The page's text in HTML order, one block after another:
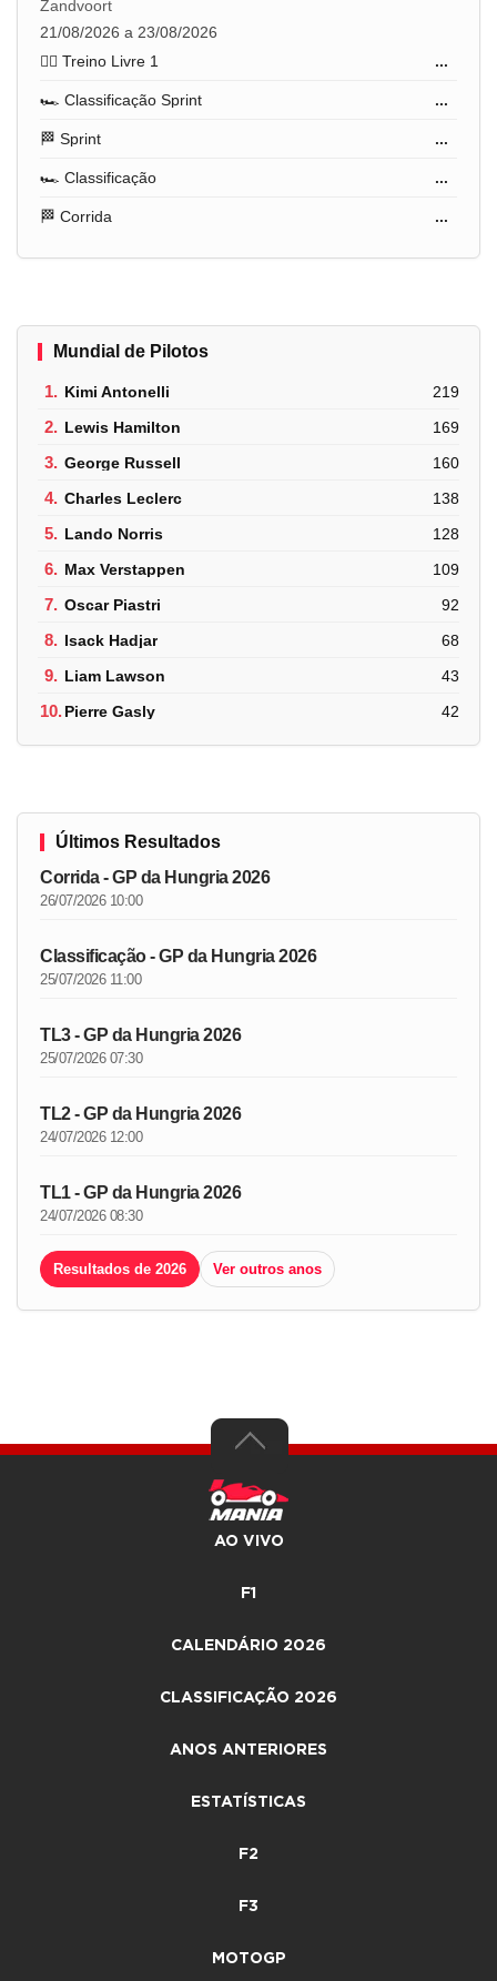
Zandvoort
21/08/2026 a 23/08/2026
🏋️‍♂️ Treino Livre 1
...
🏎️ Classificação Sprint ...
🏁 Sprint ...
🏎️ Classificação ...
🏁 Corrida ...
Mundial de Pilotos
1. Kimi Antonelli 219
2. Lewis Hamilton 169
3. George Russell 160
4. Charles Leclerc 138
5. Lando Norris 128
6. Max Verstappen 109
7. Oscar Piastri 92
8. Isack Hadjar 68
9. Liam Lawson 43
10.Pierre Gasly 42
Últimos Resultados
Corrida - GP da Hungria 2026
26/07/2026 10:00
Classificação - GP da Hungria 2026
25/07/2026 11:00
TL3 - GP da Hungria 2026
25/07/2026 07:30
TL2 - GP da Hungria 2026
24/07/2026 12:00
TL1 - GP da Hungria 2026
24/07/2026 08:30
Resultados de 2026 Ver outros anos
AO VIVO
F1
CALENDÁRIO 2026
CLASSIFICAÇÃO 2026
ANOS ANTERIORES
ESTATÍSTICAS
F2
F3
MOTOGP